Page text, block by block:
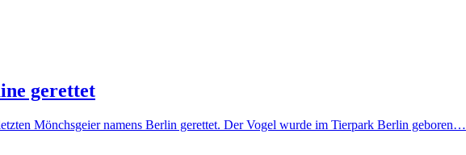
gerettet
Mönchsgeier namens Berlin gerettet. Der Vogel wurde im Tierpark Berlin geboren…